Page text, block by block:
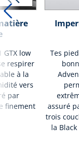
GTX low
respirer
à la
vers
par
finement
Tes
assuré
trois
la